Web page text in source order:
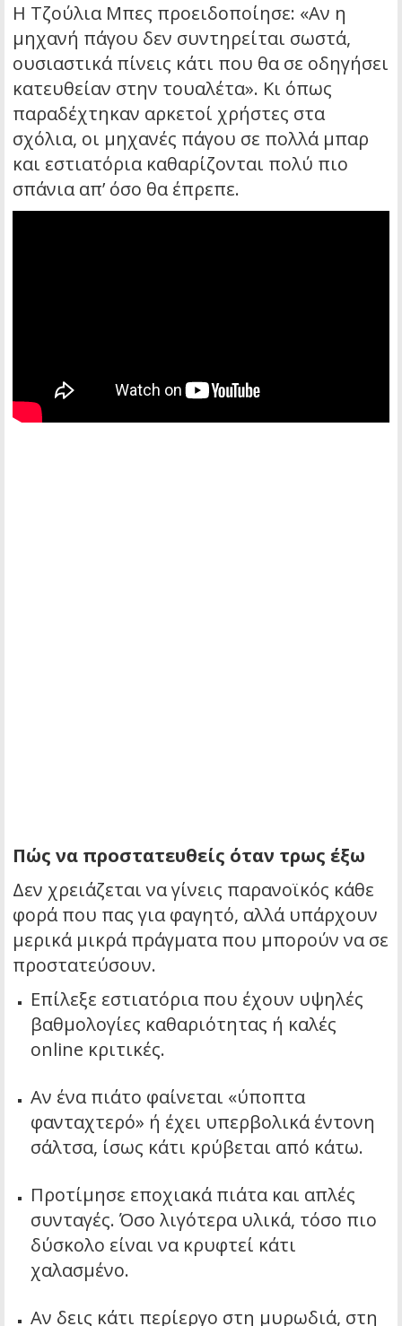
Η Τζούλια Μπες προειδοποίησε: «Αν η
μηχανή πάγου δεν συντηρείται σωστά,
ουσιαστικά πίνεις κάτι που θα σε οδηγήσει
κατευθείαν στην τουαλέτα». Κι όπως
παραδέχτηκαν αρκετοί χρήστες στα
σχόλια, οι μηχανές πάγου σε πολλά μπαρ
και εστιατόρια καθαρίζονται πολύ πιο
σπάνια απ’ όσο θα έπρεπε.
Πώς να προστατευθείς όταν τρως έξω
Δεν χρειάζεται να γίνεις παρανοϊκός κάθε
φορά που πας για φαγητό, αλλά υπάρχουν
μερικά μικρά πράγματα που μπορούν να σε
προστατεύσουν.
Επίλεξε εστιατόρια που έχουν υψηλές
βαθμολογίες καθαριότητας ή καλές
online κριτικές.
Αν ένα πιάτο φαίνεται «ύποπτα
φανταχτερό» ή έχει υπερβολικά έντονη
σάλτσα, ίσως κάτι κρύβεται από κάτω.
Προτίμησε εποχιακά πιάτα και απλές
συνταγές. Όσο λιγότερα υλικά, τόσο πιο
δύσκολο είναι να κρυφτεί κάτι
χαλασμένο.
Αν δεις κάτι περίεργο στη μυρωδιά, στη